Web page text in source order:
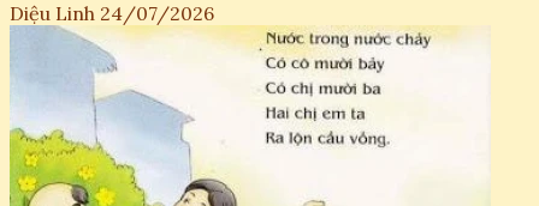
Diệu Linh 24/07/2026